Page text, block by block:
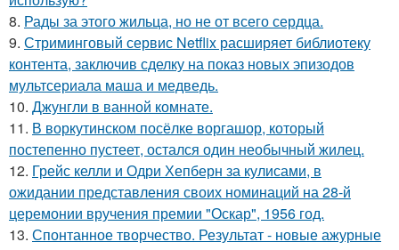
8. Рады за этого жильца, но не от всего сердца.
9. Стриминговый сервис Netflix расширяет библиотеку
контента, заключив сделку на показ новых эпизодов
мультсериала маша и медведь.
10. Джунгли в ванной комнате.
11. В воркутинском посёлке воргашор, который
постепенно пустеет, остался один необычный жилец.
12. Грейс келли и Одри Хепберн за кулисами, в
ожидании представления своих номинаций на 28-й
церемонии вручения премии "Оскар", 1956 год.
13. Спонтанное творчество. Результат - новые ажурные